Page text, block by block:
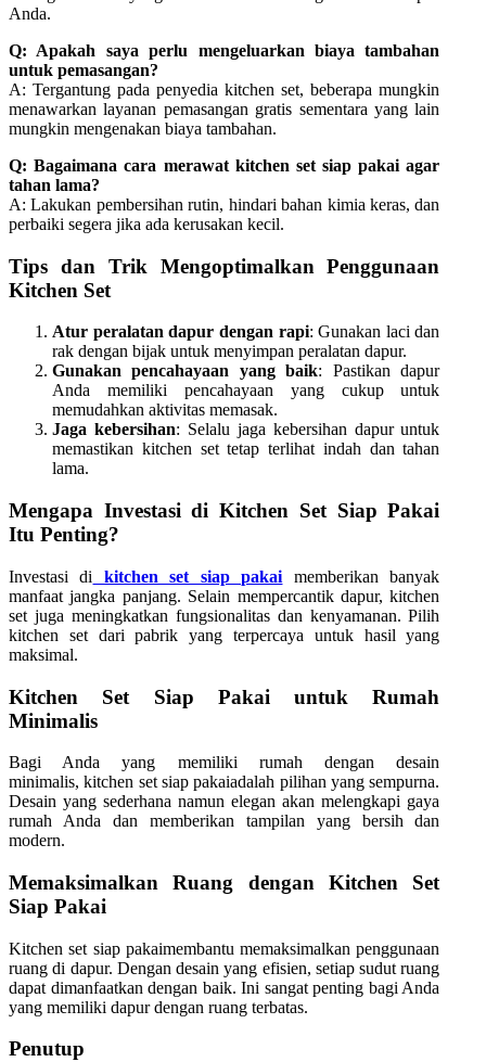
Anda.
Q: Apakah saya perlu mengeluarkan biaya tambahan
untuk pemasangan?
A: Tergantung pada penyedia kitchen set, beberapa mungkin
menawarkan layanan pemasangan gratis sementara yang lain
mungkin mengenakan biaya tambahan.
Q: Bagaimana cara merawat kitchen set siap pakai agar
tahan lama?
A: Lakukan pembersihan rutin, hindari bahan kimia keras, dan
perbaiki segera jika ada kerusakan kecil.
Tips dan Trik Mengoptimalkan Penggunaan
Kitchen Set
Atur peralatan dapur dengan rapi: Gunakan laci dan
rak dengan bijak untuk menyimpan peralatan dapur.
Gunakan pencahayaan yang baik: Pastikan dapur
Anda memiliki pencahayaan yang cukup untuk
memudahkan aktivitas memasak.
Jaga kebersihan: Selalu jaga kebersihan dapur untuk
memastikan kitchen set tetap terlihat indah dan tahan
lama.
Mengapa Investasi di Kitchen Set Siap Pakai
Itu Penting?
Investasi di kitchen set siap pakai memberikan banyak
manfaat jangka panjang. Selain mempercantik dapur, kitchen
set juga meningkatkan fungsionalitas dan kenyamanan. Pilih
kitchen set dari pabrik yang terpercaya untuk hasil yang
maksimal.
Kitchen Set Siap Pakai untuk Rumah
Minimalis
Bagi Anda yang memiliki rumah dengan desain
minimalis, kitchen set siap pakaiadalah pilihan yang sempurna.
Desain yang sederhana namun elegan akan melengkapi gaya
rumah Anda dan memberikan tampilan yang bersih dan
modern.
Memaksimalkan Ruang dengan Kitchen Set
Siap Pakai
Kitchen set siap pakaimembantu memaksimalkan penggunaan
ruang di dapur. Dengan desain yang efisien, setiap sudut ruang
dapat dimanfaatkan dengan baik. Ini sangat penting bagi Anda
yang memiliki dapur dengan ruang terbatas.
Penutup